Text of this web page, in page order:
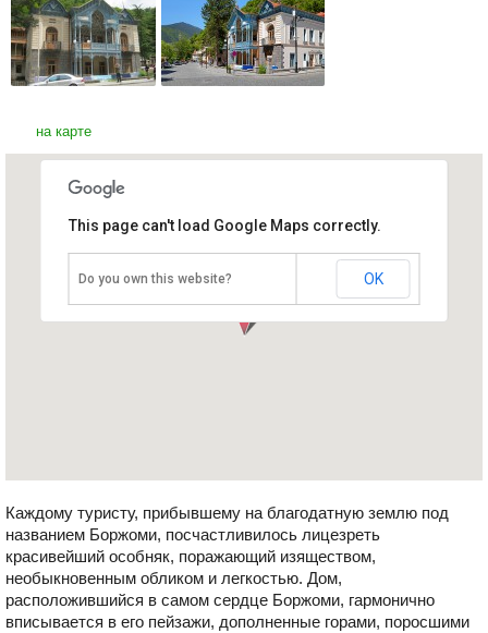
на карте
Дом Мирза-хана
This page can't load Google Maps correctly.
Do you own this website? OK
Каждому туристу, прибывшему на благодатную землю под
названием Боржоми, посчастливилось лицезреть
красивейший особняк, поражающий изяществом,
необыкновенным обликом и легкостью. Дом,
расположившийся в самом сердце Боржоми, гармонично
вписывается в его пейзажи, дополненные горами, поросшими